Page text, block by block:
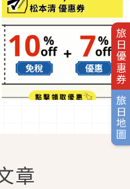
旅日優惠券
旅日地圖
章